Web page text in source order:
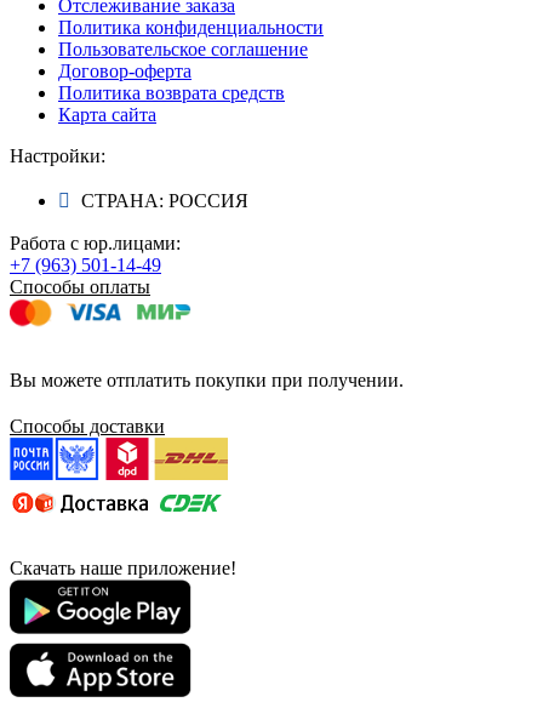
Отслеживание заказа
Политика конфиденциальности
Пользовательское соглашение
Договор-оферта
Политика возврата средств
Карта сайта
Настройки:
СТРАНА: РОССИЯ
Работа с юр.лицами:
+7 (963) 501-14-49
Способы оплаты
Вы можете отплатить покупки при получении.
Способы доставки
Скачать наше приложение!